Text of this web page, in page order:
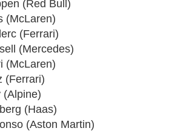
(Red Bull)
(McLaren)
(Ferrari)
(Mercedes)
(McLaren)
(Ferrari)
(Alpine)
(Haas)
(Aston Martin)